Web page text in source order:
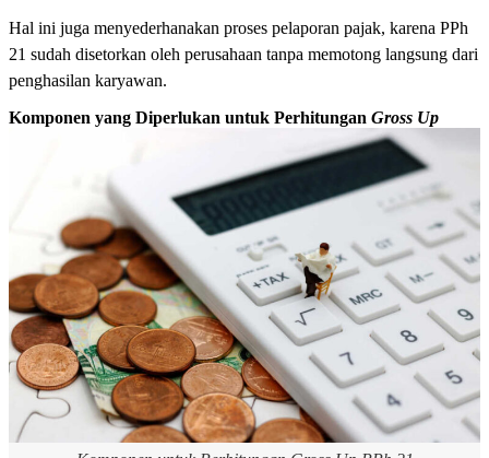
Hal ini juga menyederhanakan proses pelaporan pajak, karena PPh
21 sudah disetorkan oleh perusahaan tanpa memotong langsung dari
penghasilan karyawan.
Komponen yang Diperlukan untuk Perhitungan Gross Up